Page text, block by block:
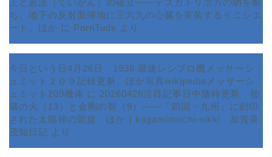
上と憲法（ていかん）の確立――テスカトリポカの網を断
ち、地下の反射面陣地に三六九の心臓を実装するイニシエ
ート、ほか に PornTude より
今日という日4月26日 1938 最速レシプロ機メッサーシ
ュミット２０９記録更新、ほか写真wikipediaメッサーシ
ュミット209機体 に 20260426注目記事日中随時更新 胎
蔵の火（13）と金剛の智（9）――「四国・九州」に刻印
された太陽神の凱旋、ほか｜kagamimochi-nikki 加賀美
茂知日記 より